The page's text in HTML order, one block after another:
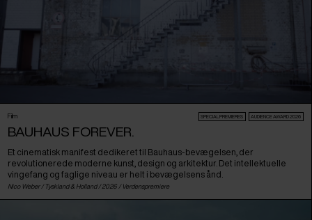
Film SPECIAL PREMIERES AUDIENCE AWARD 2026
BAUHAUS FOREVER.
Et cinematisk manifest dedikeret til Bauhaus-bevægelsen, der
revolutionerede moderne kunst, design og arkitektur. Det intellektuelle
vingefang og faglige niveau er helt i bevægelsens ånd.
Nico Weber / Tyskland& Holland/ 2026 / Verdenspremiere